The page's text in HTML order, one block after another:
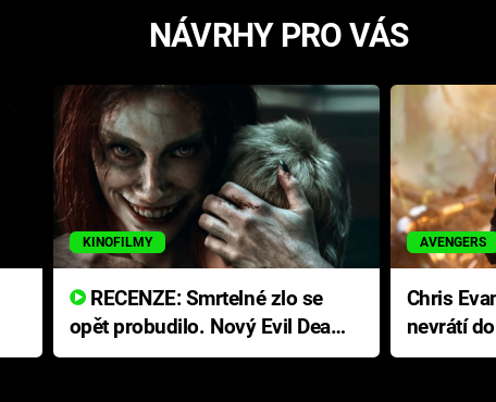
NÁVRHY PRO VÁS
KINOFILMY
RECENZE: Smrtelné zlo se
opět probudilo. Nový Evil Dead
přichází s neodolatelnou
AVENGERS
Chris
nevrátí
Ameriky